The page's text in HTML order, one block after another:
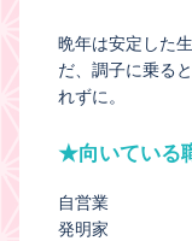
晩年は安定した
だ、調子に乗る
れずに。
★向いている
自営業
発明家